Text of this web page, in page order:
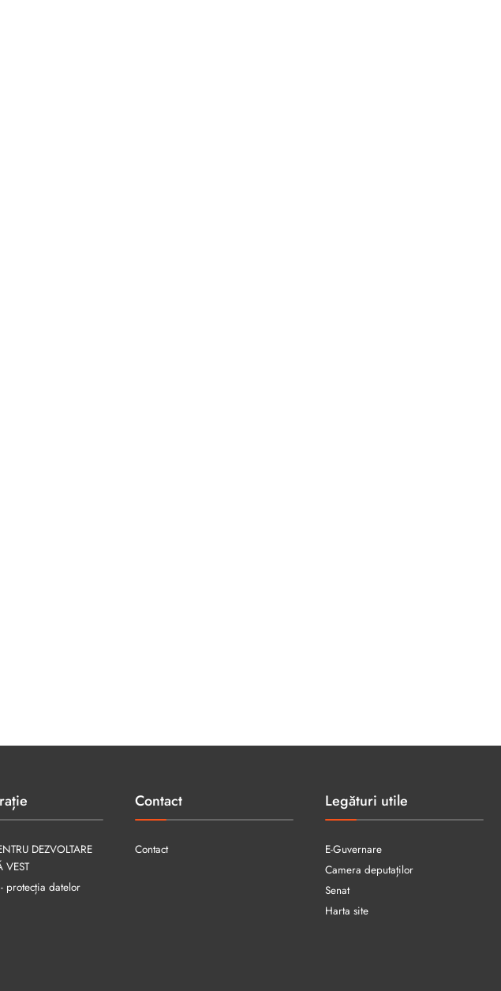
DEZVOLTARE
VEST
protecția datelor
Contact
Contact
Legături utile
E-Guvernare
Camera deputaților
Senat
Harta site